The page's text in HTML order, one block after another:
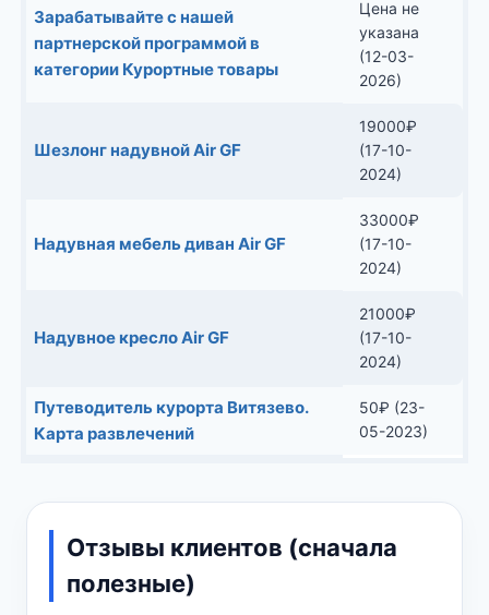
Зарабатывайте с нашей
партнерской программой в
категории Курортные товары
Цена не
указана
(12-03-
2026)
Шезлонг надувной Air GF
19000₽
(17-10-
2024)
Надувная мебель диван Air GF
33000₽
(17-10-
2024)
Надувное кресло Air GF
21000₽
(17-10-
2024)
Путеводитель курорта Витязево.
Карта развлечений
50₽ (23-
05-2023)
Отзывы клиентов (сначала
полезные)